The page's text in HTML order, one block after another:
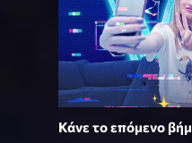
Κάνε το επόμενο